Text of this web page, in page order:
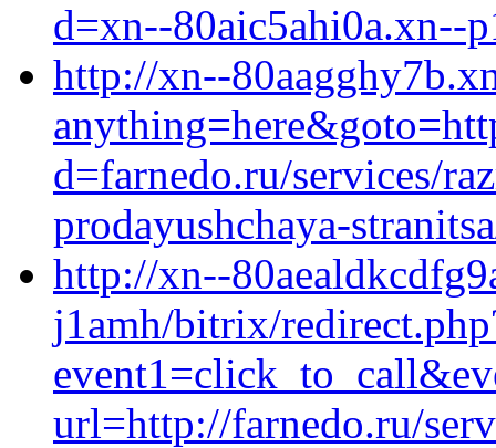
d=xn--80aic5ahi0a.xn--
http://xn--
d=farnedo.ru/services/
prodayushchaya-
http://xn--
j1amh/bitrix/
url=http://farnedo.ru/